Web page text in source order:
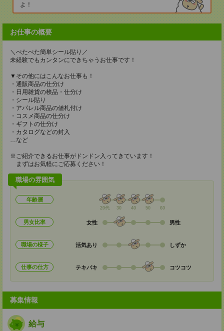
よ！
お仕事の概要
＼ぺたぺた簡単シール貼り／
未経験でもカンタンにできちゃうお仕事です！
▼その他にはこんなお仕事も！
・通販商品の仕分け
・日用雑貨の検品・仕分け
・シール貼り
・アパレル商品の値札付け
・コスメ商品の仕分け
・ギフトの仕分け
・カタログなどの封入
…など
※ご紹介できるお仕事がドンドン入ってきています！
まずはお気軽にご応募ください！
職場の雰囲気
年齢層
20代 30 40 50 60
男女比率 女性 男性
職場の様子 活気あり しずか
仕事の仕方 テキパキ コツコツ
募集情報
給与